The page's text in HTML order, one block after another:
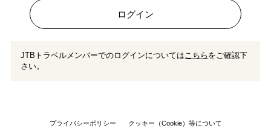
ログイン
JTBトラベルメンバーでのログインについてはこちら をご確認下
さい。
プライバシーポリシー
クッキー（Cookie）等について